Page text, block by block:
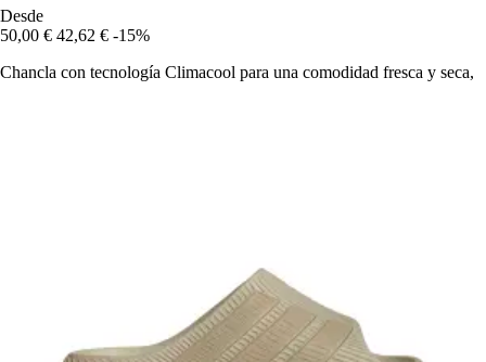
Desde
50,00 € 42,62 € -15%
Chancla con tecnología Climacool para una comodidad fresca y seca,